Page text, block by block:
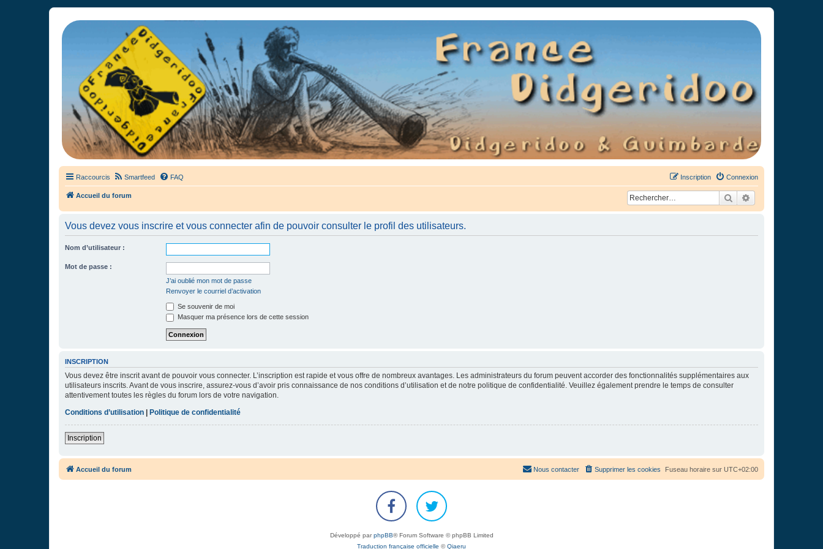
France Didgeridoo
Didgeridoo et Guimbarde sur France Didgeridoo - retrouvez la communauté.
Raccourcis Smartfeed FAQ Connexion
Inscription
Accueil du forum Rechercher
Vous devez vous inscrire et vous connecter afin de pouvoir consulter le profil des utilisateurs.
Nom d’utilisateur :
Mot de passe :
J’ai oublié mon mot de passe
Renvoyer le courriel d’activation
Se souvenir de moi
Masquer ma présence lors de cette session
INSCRIPTION
Vous devez être inscrit avant de pouvoir vous connecter. L’inscription est rapide et vous offre de nombreux avantages. Les administrateurs du forum peuvent accorder des fonctionnalités supplémentaires aux
utilisateurs inscrits. Avant de vous inscrire, assurez-vous d’avoir pris connaissance de nos conditions d’utilisation et de notre politique de confidentialité. Veuillez également prendre le temps de consulter
attentivement toutes les règles du forum lors de votre navigation.
Conditions d’utilisation
Politique de confidentialité
Inscription
Accueil du forum Fuseau horaire sur UTC+02:00
Supprimer les cookies
Nous contacter
Développé parphpBB® Forum Software © phpBB Limited
Traduction française officielle ©Qiaeru